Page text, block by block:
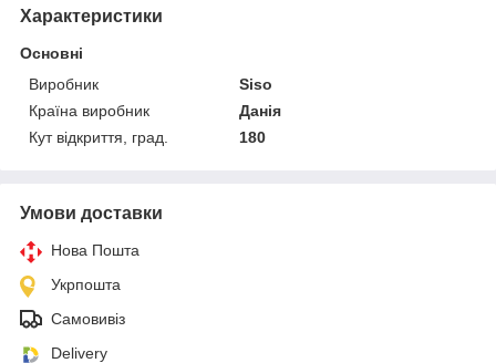
Характеристики
Основні
Виробник
Siso
Країна виробник
Данія
Кут відкриття, град.
180
Умови доставки
Нова Пошта
Укрпошта
Самовивіз
Delivery